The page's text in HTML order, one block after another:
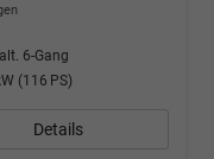
6-Gang
(116 PS)
Details